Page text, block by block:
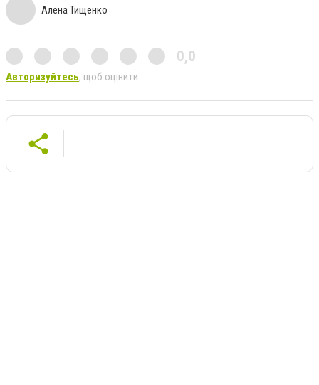
Алёна Тищенко
0,0
Авторизуйтесь, щоб оцінити